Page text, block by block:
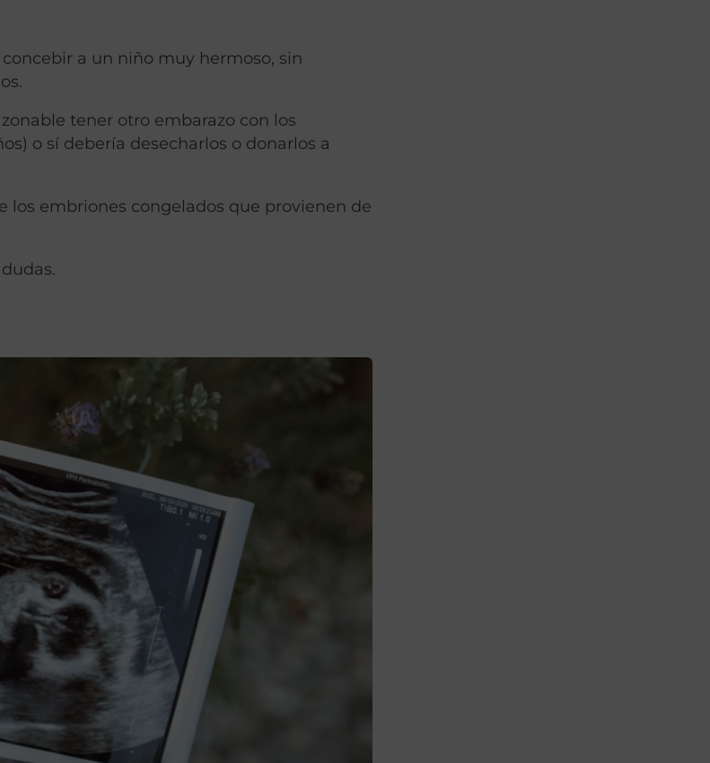
a un niño muy hermoso, sin
tener otro embarazo con los
o sí debería desecharlos o donarlos a
los embriones congelados que provienen de